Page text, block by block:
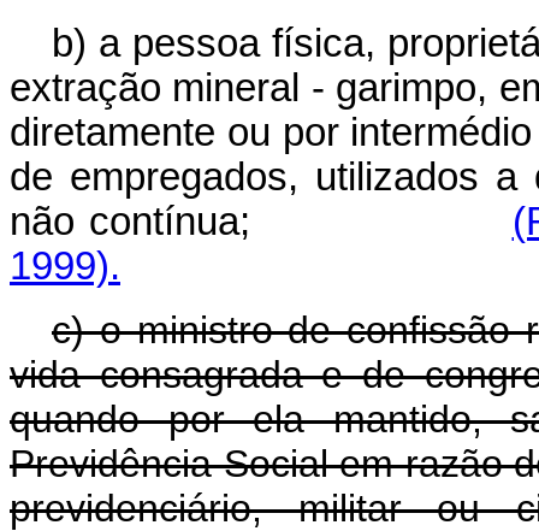
b) a pessoa física,
extração mineral - garimpo,
diretamente ou por
de empregados, utilizados
não contínua;
1999).
c) o ministro de confissão
vida consagrada e de
quando por ela mantido,
Previdência Social em razão
previdenciário, militar ou